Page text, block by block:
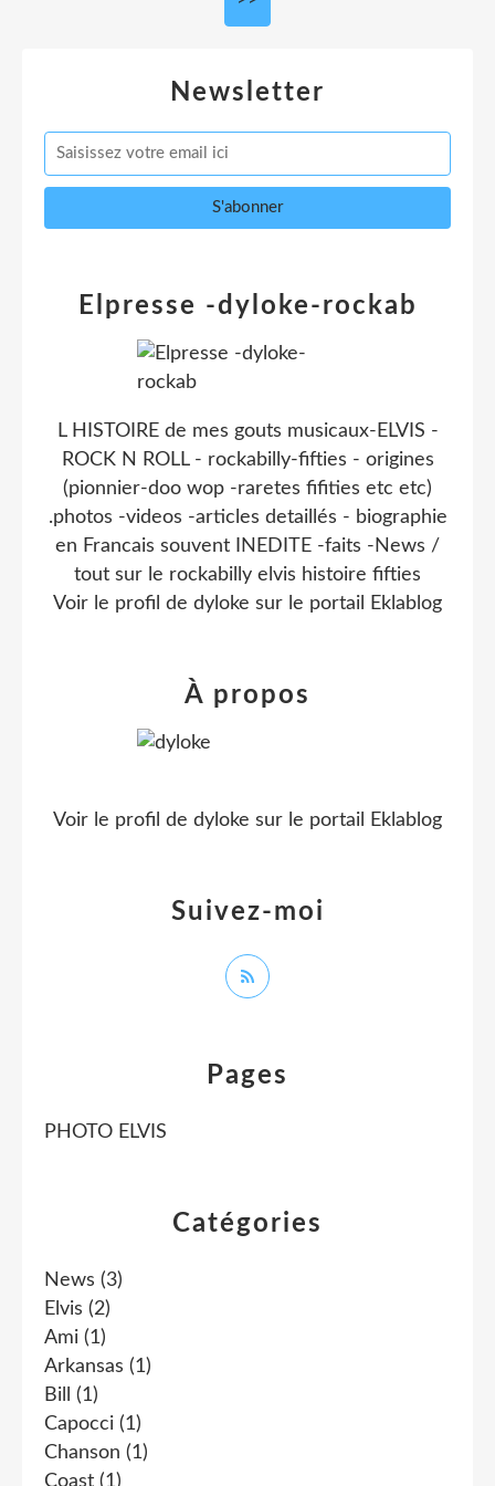
Newsletter
Catégories
News (3)
Elvis (2)
Ami (1)
Arkansas (1)
Bill
(1)
Capocci (1)
Chanson (1)
Coast (1)
Pages
PHOTO ELVIS
Elpresse -dyloke-rockab
L HISTOIRE de mes gouts musicaux-ELVIS -
ROCK N ROLL - rockabilly-fifties - origines
(pionnier-doo wop -raretes fifities etc etc)
.photos -videos -articles detaillés - biographie
en Francais souvent INEDITE -faits -News /
tout sur le rockabilly elvis histoire fifties
Voir le profil de dyloke sur le portail Eklablog
Suivez-moi
À propos
Voir le profil de dyloke sur le portail Eklablog